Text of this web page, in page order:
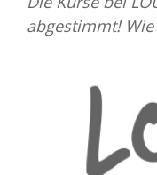
abgestimmt!